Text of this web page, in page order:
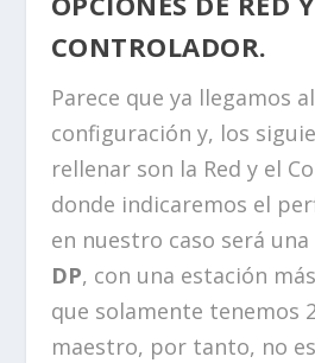
CONTROLADOR.
Parece que ya llegamos
configuración y, los
rellenar son la Red y el
donde indicaremos el
en nuestro caso será una
DP, con una estación
que solamente tenemos
maestro, por tanto, no